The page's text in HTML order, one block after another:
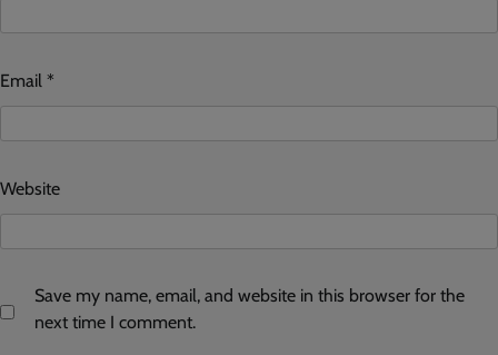
Email *
Website
Save my name, email, and website in this browser for the
next time I comment.